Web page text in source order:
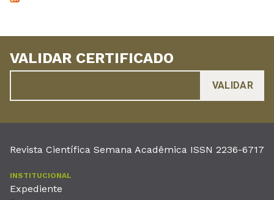
VALIDAR CERTIFICADO
Revista Científica Semana Acadêmica ISSN 2236-6717
INSTITUCIONAL
Expediente